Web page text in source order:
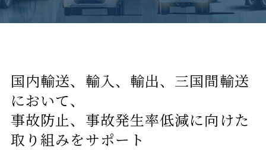
国内輸送、輸入、輸出、三国間輸送
において、
事故防止、事故発生率低減に向けた
取り組みをサポート